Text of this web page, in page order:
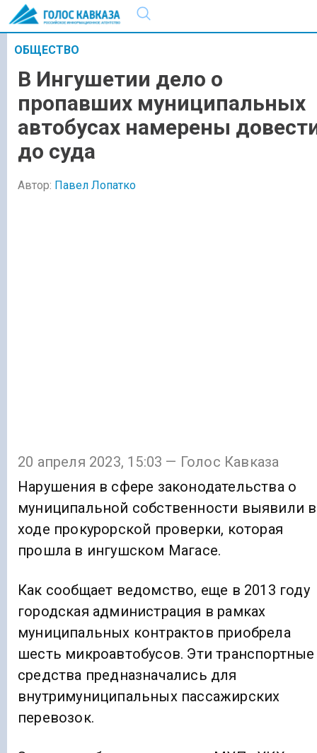
ОБЩЕСТВО
В Ингушетии дело о
пропавших муниципальных
автобусах намерены
до суда
Автор: Павел Лопатко
20 апреля 2023, 15:03 — Голос Кавказа
Нарушения в сфере законодательства о
муниципальной собственности выявили в
ходе прокурорской проверки, которая
прошла в ингушском Магасе.
Как сообщает ведомство, еще в 2013 году
городская администрация в рамках
муниципальных контрактов приобрела
шесть микроавтобусов. Эти транспортные
средства предназначались для
внутримуниципальных пассажирских
перевозок.